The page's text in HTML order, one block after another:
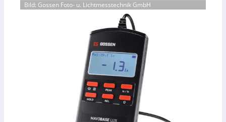
Bild: Gossen Foto- u. Lichtmesstechnik GmbH